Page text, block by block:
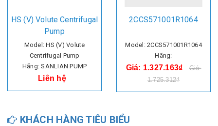
HS (V) Volute Centrifugal
Pump
Model: HS (V) Volute
Centrifugal Pump
Hãng: SANLIAN PUMP
Liên hệ
2CCS571001R1064
Model: 2CCS571001R1064
Hãng:
Giá: 1.327.163₫
Giá:
1.725.312₫
KHÁCH HÀNG TIÊU BIỂU